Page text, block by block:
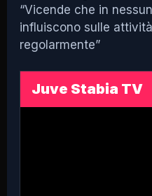
“Vicende che in
influiscono sulle
regolarmente”
Juve Stabia TV